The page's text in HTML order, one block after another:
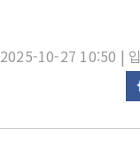
2025-10-27 10:50 |